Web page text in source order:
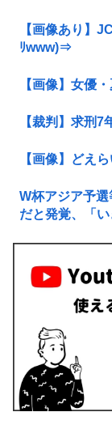
【画像あり】
ﾘwww)⇒
【画像】女優
【裁判】求刑
【画像】どえ
W杯アジア予
だと発覚、「